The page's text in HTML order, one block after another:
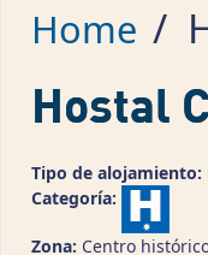
Home /
Hostal
Tipo de alojamiento:
Categoría:
Zona: Centro